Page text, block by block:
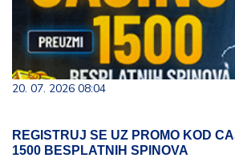
20. 07. 2026 08:04
REGISTRUJ SE UZ PROMO KOD
1500 BESPLATNIH SPINOVA